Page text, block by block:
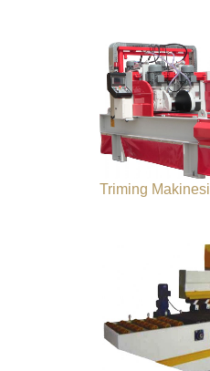
Triming Makinesi